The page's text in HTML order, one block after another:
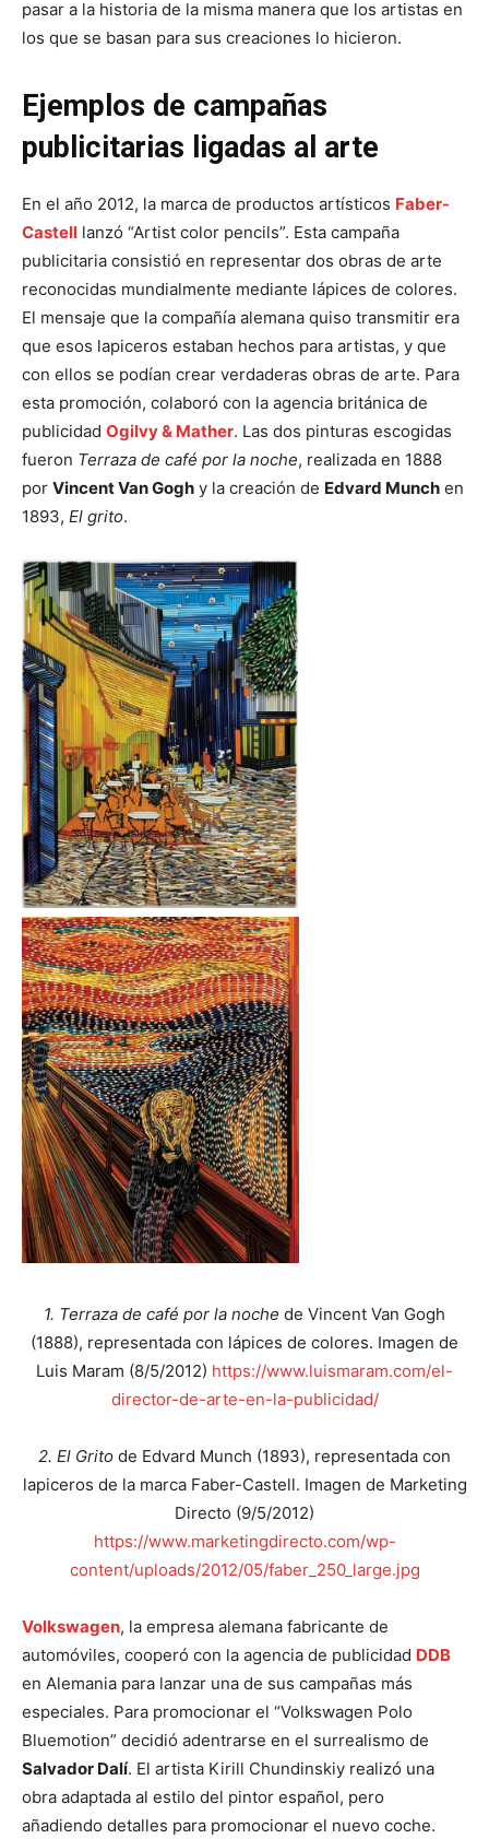
pasar a la historia de la misma manera que los artistas en
los que se basan para sus creaciones lo hicieron.
Ejemplos de campañas
publicitarias ligadas al arte
En el año 2012, la marca de productos artísticos Faber-
Castell lanzó “Artist color pencils”. Esta campaña
publicitaria consistió en representar dos obras de arte
reconocidas mundialmente mediante lápices de colores.
El mensaje que la compañía alemana quiso transmitir era
que esos lapiceros estaban hechos para artistas, y que
con ellos se podían crear verdaderas obras de arte. Para
esta promoción, colaboró con la agencia británica de
publicidad Ogilvy & Mather. Las dos pinturas escogidas
fueron Terraza de café por la noche, realizada en 1888
por Vincent Van Gogh y la creación de Edvard Munch en
1893, El grito.
1. Terraza de café por la noche de Vincent Van Gogh
(1888), representada con lápices de colores. Imagen de
Luis Maram (8/5/2012) https://www.luismaram.com/el-
director-de-arte-en-la-publicidad/
2. El Grito de Edvard Munch (1893), representada con
lapiceros de la marca Faber-Castell. Imagen de Marketing
Directo (9/5/2012)
https://www.marketingdirecto.com/wp-
content/uploads/2012/05/faber_250_large.jpg
Volkswagen, la empresa alemana fabricante de
automóviles, cooperó con la agencia de publicidad DDB
en Alemania para lanzar una de sus campañas más
especiales. Para promocionar el “Volkswagen Polo
Bluemotion” decidió adentrarse en el surrealismo de
Salvador Dalí. El artista Kirill Chundinskiy realizó una
obra adaptada al estilo del pintor español, pero
añadiendo detalles para promocionar el nuevo coche.